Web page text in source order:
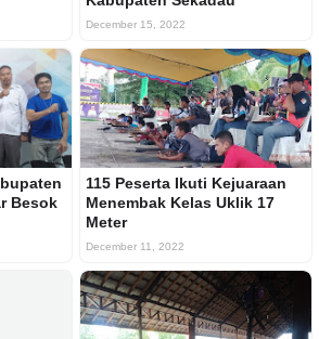
December 15, 2022
Besok
115 Peserta Ikuti Kejuaraan
Menembak Kelas Uklik 17
Meter
December 11, 2022